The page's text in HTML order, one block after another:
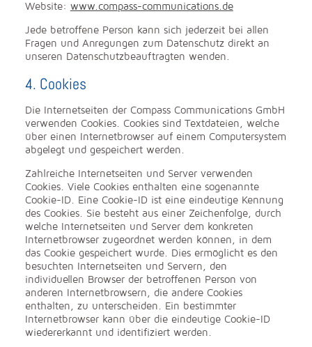
Website: www.compass-communications.de
Jede betroffene Person kann sich jederzeit bei allen
Fragen und Anregungen zum Datenschutz direkt an
unseren Datenschutzbeauftragten wenden.
4. Cookies
Die Internetseiten der Compass Communications GmbH
verwenden Cookies. Cookies sind Textdateien, welche
über einen Internetbrowser auf einem Computersystem
abgelegt und gespeichert werden.
Zahlreiche Internetseiten und Server verwenden
Cookies. Viele Cookies enthalten eine sogenannte
Cookie-ID. Eine Cookie-ID ist eine eindeutige Kennung
des Cookies. Sie besteht aus einer Zeichenfolge, durch
welche Internetseiten und Server dem konkreten
Internetbrowser zugeordnet werden können, in dem
das Cookie gespeichert wurde. Dies ermöglicht es den
besuchten Internetseiten und Servern, den
individuellen Browser der betroffenen Person von
anderen Internetbrowsern, die andere Cookies
enthalten, zu unterscheiden. Ein bestimmter
Internetbrowser kann über die eindeutige Cookie-ID
wiedererkannt und identifiziert werden.